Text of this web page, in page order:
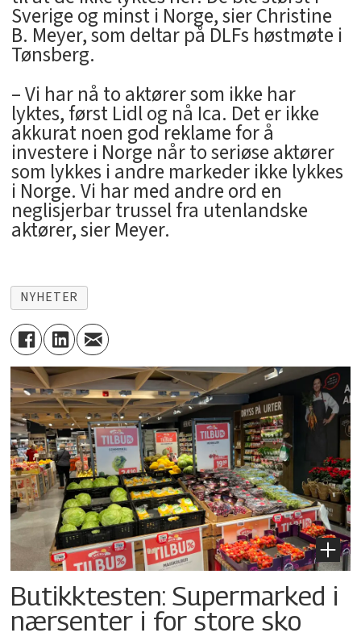
Sverige og minst i Norge, sier Christine
B. Meyer, som deltar på DLFs høstmøte i
Tønsberg.
– Vi har nå to aktører som ikke har
lyktes, først Lidl og nå Ica. Det er ikke
akkurat noen god reklame for å
investere i Norge når to seriøse aktører
som lykkes i andre markeder ikke lykkes
i Norge. Vi har med andre ord en
neglisjerbar trussel fra utenlandske
aktører, sier Meyer.
NYHETER
Butikktesten: Supermarked i
nærsenter i for store sko